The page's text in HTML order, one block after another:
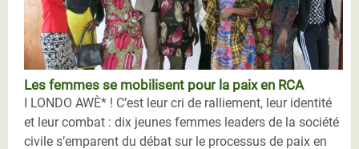
Les femmes se mobilisent pour la paix en RCA
I LONDO AWÈ* ! C’est leur cri de ralliement, leur identité
et leur combat : dix jeunes femmes leaders de la société
civile s’emparent du débat sur le processus de paix en